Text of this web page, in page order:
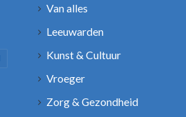
Van alles
Leeuwarden
Kunst & Cultuur
Vroeger
Zorg & Gezondheid